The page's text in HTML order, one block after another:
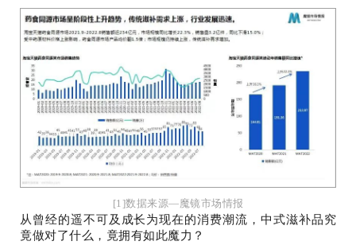
[1]数据来源—魔镜市场情报
从曾经的遥不可及成长为现在的消费潮流，中式滋补品究
竟做对了什么，竟拥有如此魔力？